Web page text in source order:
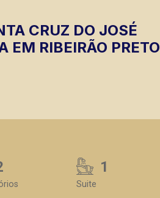
CRUZ DO JOSÉ
EM RIBEIRÃO PRETO
1
Suite